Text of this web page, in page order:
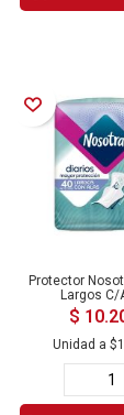
Añadir a la Lista de Deseos
Protector
Largos C/
$
Unidad a